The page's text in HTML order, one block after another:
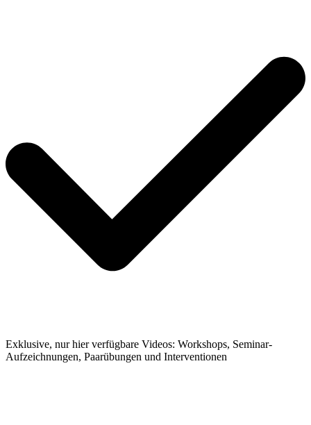
Exklusive, nur hier verfügbare Videos: Workshops, Seminar-
Aufzeichnungen, Paarübungen und Interventionen